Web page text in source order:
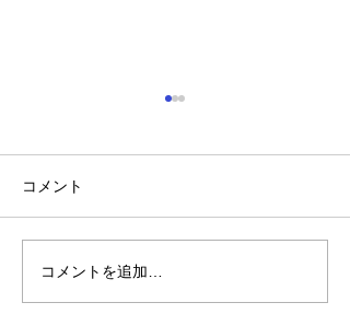
「小山市のスズキスペー
シアのリヤ周り修理なら
コメント
コメントを追加…